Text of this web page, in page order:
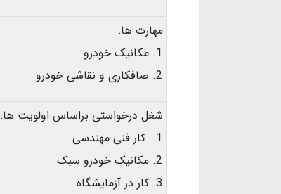
مهارت ها:
مکانیک خودرو
صافکاری و نقاشی خودرو
شغل درخواستی براساس اولویت ها:
کار فنی مهندسی
مکانیک خودرو سبک
کار در آزمایشگاه